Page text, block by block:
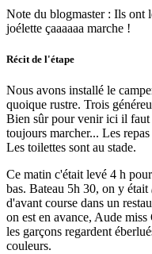
Note du blogmaster : Ils ont
joélette çaaaaaa marche !
Récit de l'étape
Nous avons installé le
quoique rustre. Trois
Bien sûr pour venir ici il faut
toujours marcher... Les
Les toilettes sont au stade.
Ce matin c'était levé 4 h
bas. Bateau 5h 30, on y était
d'avant course dans un
on est en avance, Aude
les garçons regardent
couleurs.